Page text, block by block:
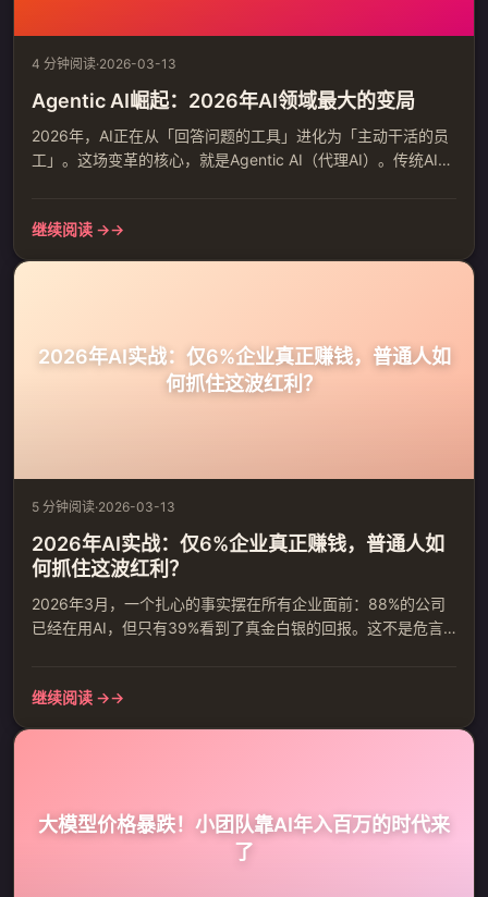
4 分钟阅读·2026-03-13
Agentic AI崛起：2026年AI领域最大的变局
2026年，AI正在从「回答问题的工具」进化为「主动干活的员
工」。这场变革的核心，就是Agentic AI（代理AI）。传统AI
式AI。但2026年的Agentic AI完全不同。它不再等你发号施
继续阅读 →
2026年AI实战：仅6%企业真正赚钱，普通人如
何抓住这波红利？
5 分钟阅读·2026-03-13
2026年AI实战：仅6%企业真正赚钱，普通人如
何抓住这波红利？
2026年3月，一个扎心的事实摆在所有企业面前：88%的公司
已经在用AI，但只有39%看到了真金白银的回报。这不是危言
下的94%的企业呢？要么在玩票，要么在坑里。 问题的本质变
继续阅读 →
大模型价格暴跌！小团队靠AI年入百万的时代来
了